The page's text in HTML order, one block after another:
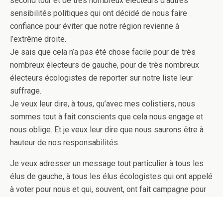
sensibilités politiques qui ont décidé de nous faire
confiance pour éviter que notre région revienne à
l’extrême droite.
Je sais que cela n’a pas été chose facile pour de très
nombreux électeurs de gauche, pour de très nombreux
électeurs écologistes de reporter sur notre liste leur
suffrage.
Je veux leur dire, à tous, qu’avec mes colistiers, nous
sommes tout à fait conscients que cela nous engage et
nous oblige. Et je veux leur dire que nous saurons être à
hauteur de nos responsabilités.
Je veux adresser un message tout particulier à tous les
élus de gauche, à tous les élus écologistes qui ont appelé
à voter pour nous et qui, souvent, ont fait campagne pour